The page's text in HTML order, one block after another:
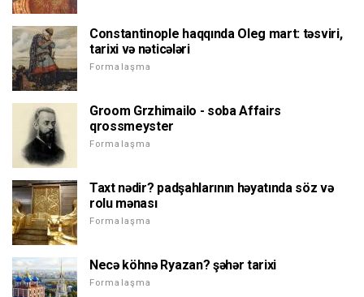
Constantinople haqqında Oleg mart: təsviri,
tarixi və nəticələri
Formalaşma
Groom Grzhimailo - soba Affairs
qrossmeyster
Formalaşma
Taxt nədir? padşahlarının həyatında söz və
rolu mənası
Formalaşma
Necə köhnə Ryazan? şəhər tarixi
Formalaşma